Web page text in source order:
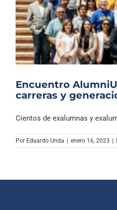
Encuentro
carreras y
Cientos de exalumnas y
Por Eduardo Unda enero 16, 2023